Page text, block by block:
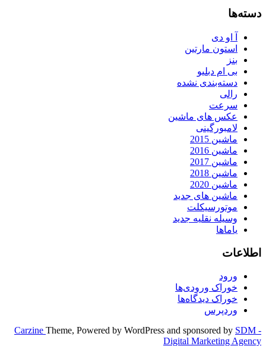
دسته‌ها
آ او دی
استون مارتین
بنز
بی ام دبلیو
دسته‌بندی نشده
رالی
سرعت
عکس های ماشین
لامبورگینی
ماشین 2015
ماشین 2016
ماشین 2017
ماشین 2018
ماشین 2020
ماشین های جدید
موتورسیکلت
وسیله نقلیه جدید
یاماها
اطلاعات
ورود
خوراک ورودی‌ها
خوراک دیدگاه‌ها
وردپرس
Carzine Theme, Powered by WordPress and sponsored by SDM -
Digital Marketing Agency